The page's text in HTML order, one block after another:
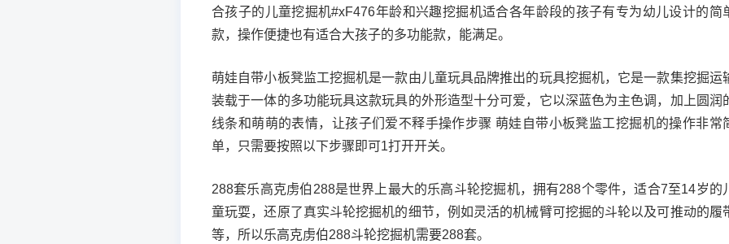
合孩子的儿童挖掘机#xF476年龄和兴趣挖掘机适合各年龄段的孩子有专为幼儿设计的简
款，操作便捷也有适合大孩子的多功能款，能满足。
萌娃自带小板凳监工挖掘机是一款由儿童玩具品牌推出的玩具挖掘机，它是一款集挖掘运
装载于一体的多功能玩具这款玩具的外形造型十分可爱，它以深蓝色为主色调，加上圆润
线条和萌萌的表情，让孩子们爱不释手操作步骤 萌娃自带小板凳监工挖掘机的操作非常
单，只需要按照以下步骤即可1打开开关。
288套乐高克虏伯288是世界上最大的乐高斗轮挖掘机，拥有288个零件，适合7至14岁的
童玩耍，还原了真实斗轮挖掘机的细节，例如灵活的机械臂可挖掘的斗轮以及可推动的履
等，所以乐高克虏伯288斗轮挖掘机需要288套。